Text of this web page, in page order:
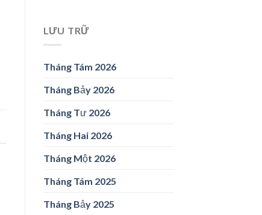
LƯU TRỮ
Tháng Tám 2026
Tháng Bảy 2026
Tháng Tư 2026
Tháng Hai 2026
Tháng Một 2026
Tháng Tám 2025
Tháng Bảy 2025